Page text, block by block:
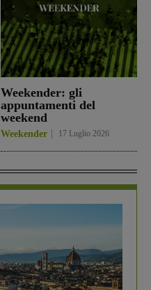
Weekender: gli
appuntamenti del
weekend
Weekender 17 Luglio 2026